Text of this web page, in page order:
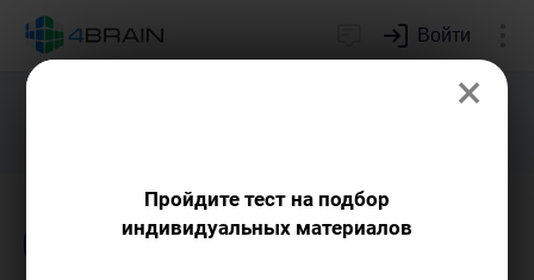
Войти
Подарим индивидуальный план
Образование Логика и интеллект
×
Пройдите тест на подбор
индивидуальных материалов